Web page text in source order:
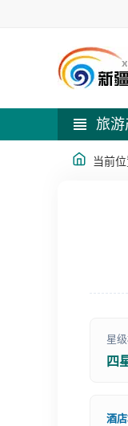
旅
当前位
星
四
酒